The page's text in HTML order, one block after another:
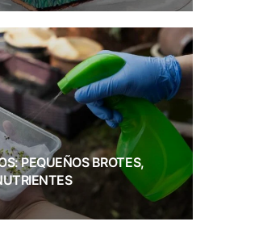
PEQUEÑOS BROTES,